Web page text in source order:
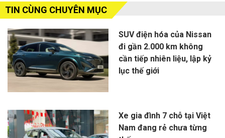
TIN CÙNG CHUYÊN MỤC
SUV điện hóa của Nissan
đi gần 2.000 km không
cần tiếp nhiên liệu, lập kỷ
lục thế giới
Xe gia đình 7 chỗ tại Việt
Nam đang rẻ chưa từng